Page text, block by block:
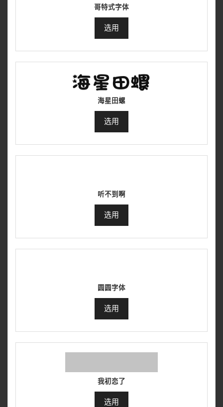
哥特式字体
选用
海星田螺
选用
听不到啊
选用
圆圆字体
选用
我初恋了
选用